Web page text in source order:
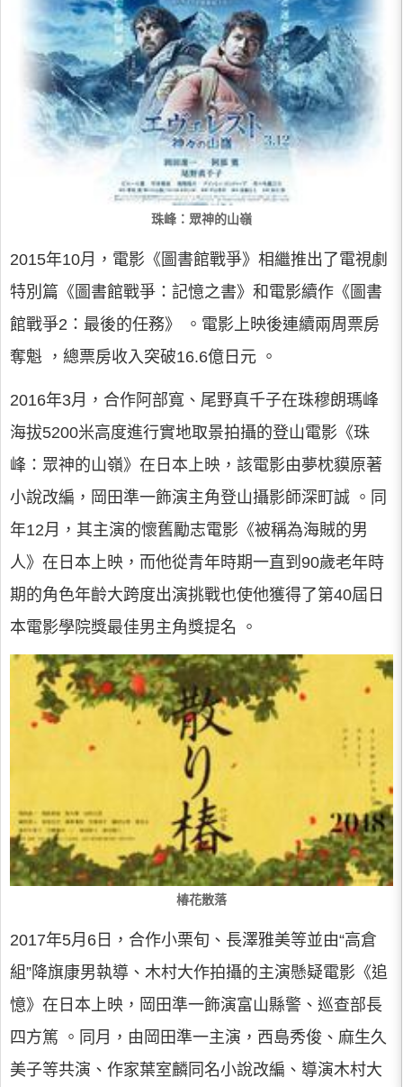
珠峰：眾神的山嶺
2015年10月，電影《圖書館戰爭》相繼推出了電視劇
特別篇《圖書館戰爭：記憶之書》和電影續作《圖書
館戰爭2：最後的任務》 。電影上映後連續兩周票房
奪魁 ，總票房收入突破16.6億日元 。
2016年3月，合作阿部寬、尾野真千子在珠穆朗瑪峰
海拔5200米高度進行實地取景拍攝的登山電影《珠
峰：眾神的山嶺》在日本上映，該電影由夢枕貘原著
小說改編，岡田準一飾演主角登山攝影師深町誠 。同
年12月，其主演的懷舊勵志電影《被稱為海賊的男
人》在日本上映，而他從青年時期一直到90歲老年時
期的角色年齡大跨度出演挑戰也使他獲得了第40屆日
本電影學院獎最佳男主角獎提名 。
椿花散落
2017年5月6日，合作小栗旬、長澤雅美等並由“高倉
組”降旗康男執導、木村大作拍攝的主演懸疑電影《追
憶》在日本上映，岡田準一飾演富山縣警、巡查部長
四方篤 。同月，由岡田準一主演，西島秀俊、麻生久
美子等共演、作家葉室麟同名小說改編、導演木村大